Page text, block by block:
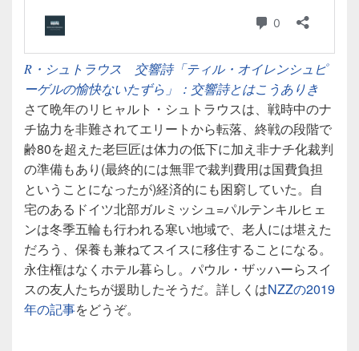
R・シュトラウス 交響詩「ティル・オイレンシュピ
ーゲルの愉快ないたずら」：交響詩とはこうありき
さて晩年のリヒャルト・シュトラウスは、戦時中のナ
チ協力を非難されてエリートから転落、終戦の段階で
齢80を超えた老巨匠は体力の低下に加え非ナチ化裁判
の準備もあり(最終的には無罪で裁判費用は国費負担
ということになったが)経済的にも困窮していた。自
宅のあるドイツ北部ガルミッシュ=パルテンキルヒェ
ンは冬季五輪も行われる寒い地域で、老人には堪えた
だろう、保養も兼ねてスイスに移住することになる。
永住権はなくホテル暮らし。パウル・ザッハーらスイ
スの友人たちが援助したそうだ。詳しくはNZZの2019
年の記事をどうぞ。